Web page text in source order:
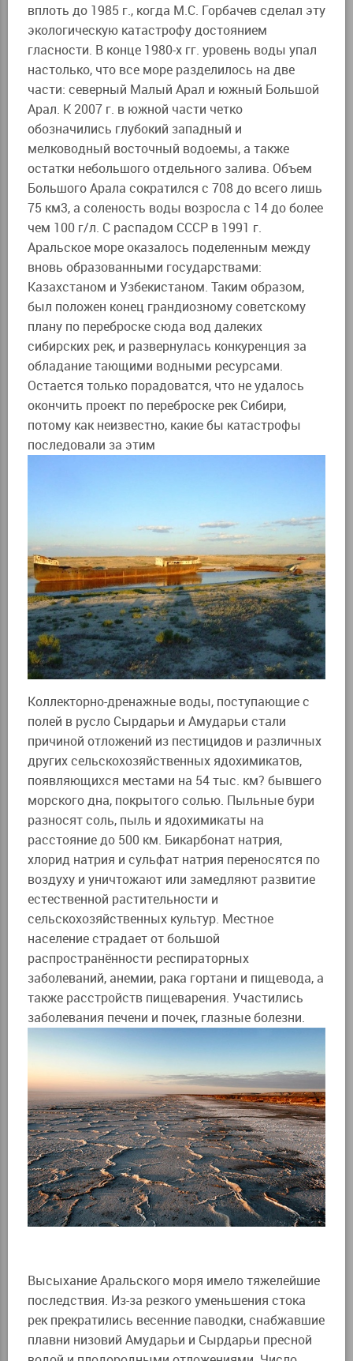
вплоть до 1985 г., когда М.С. Горбачев сделал эту
экологическую катастрофу достоянием
гласности. В конце 1980-х гг. уровень воды упал
настолько, что все море разделилось на две
части: северный Малый Арал и южный Большой
Арал. К 2007 г. в южной части четко
обозначились глубокий западный и
мелководный восточный водоемы, а также
остатки небольшого отдельного залива. Объем
Большого Арала сократился с 708 до всего лишь
75 км3, а соленость воды возросла с 14 до более
чем 100 г/л. С распадом СССР в 1991 г.
Аральское море оказалось поделенным между
вновь образованными государствами:
Казахстаном и Узбекистаном. Таким образом,
был положен конец грандиозному советскому
плану по переброске сюда вод далеких
сибирских рек, и развернулась конкуренция за
обладание тающими водными ресурсами.
Остается только порадоватся, что не удалось
окончить проект по переброске рек Сибири,
потому как неизвестно, какие бы катастрофы
последовали за этим
Коллекторно-дренажные воды, поступающие с
полей в русло Сырдарьи и Амударьи стали
причиной отложений из пестицидов и различных
других сельскохозяйственных ядохимикатов,
появляющихся местами на 54 тыс. км? бывшего
морского дна, покрытого солью. Пыльные бури
разносят соль, пыль и ядохимикаты на
расстояние до 500 км. Бикарбонат натрия,
хлорид натрия и сульфат натрия переносятся по
воздуху и уничтожают или замедляют развитие
естественной растительности и
сельскохозяйственных культур. Местное
население страдает от большой
распространённости респираторных
заболеваний, анемии, рака гортани и пищевода, а
также расстройств пищеварения. Участились
заболевания печени и почек, глазные болезни.
Высыхание Аральского моря имело тяжелейшие
последствия. Из-за резкого уменьшения стока
рек прекратились весенние паводки, снабжавшие
плавни низовий Амударьи и Сырдарьи пресной